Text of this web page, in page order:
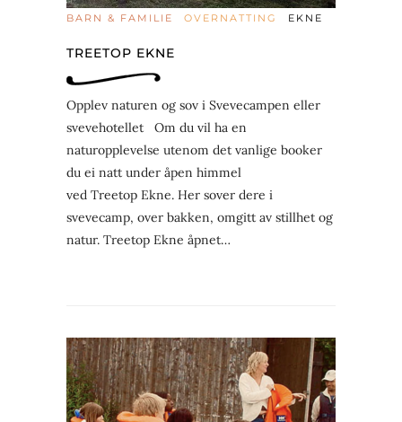
BARN & FAMILIE OVERNATTING EKNE
TREETOP EKNE
Opplev naturen og sov i Svevecampen eller
svevehotellet Om du vil ha en
naturopplevelse utenom det vanlige booker
du ei natt under åpen himmel
ved Treetop Ekne. Her sover dere i
svevecamp, over bakken, omgitt av stillhet og
natur. Treetop Ekne åpnet…